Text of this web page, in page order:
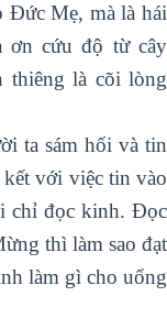
Đức Mẹ, mà là hái
ơn cứu độ từ cây
thiêng là cõi lòng
ta sám hối và tin
với việc tin vào
chỉ đọc kinh. Đọc
thì làm sao đạt
làm gì cho uổng